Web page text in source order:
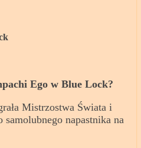
Ego w Blue Lock?
Mistrzostwa Świata i
samolubnego napastnika na